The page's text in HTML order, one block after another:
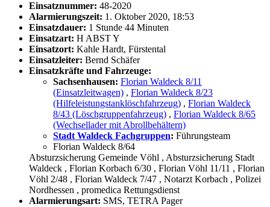
Einsatznummer: 48-2020
Alarmierungszeit: 1. Oktober 2020, 18:53
Einsatzdauer: 1 Stunde 44 Minuten
Einsatzart: H ABST Y
Einsatzort: Kahle Hardt, Fürstental
Einsatzleiter: Bernd Schäfer
Einsatzkräfte und Fahrzeuge:
Sachsenhausen: Florian Waldeck 8/11
(Einsatzleitwagen) , Florian Waldeck 8/23
(Hilfeleistungstanklöschfahrzeug) , Florian Waldeck
8/43 (Löschgruppenfahrzeug) , Florian Waldeck 8/65
(Wechsellader mit Abrollbehältern)
Stadt Waldeck Fachgruppen: Führungsteam
Florian Waldeck 8/64
Absturzsicherung Gemeinde Vöhl , Absturzsicherung Stadt
Waldeck , Florian Korbach 6/30 , Florian Vöhl 11/11 , Florian
Vöhl 2/48 , Florian Waldeck 7/47 , Notarzt Korbach , Polizei
Nordhessen , promedica Rettungsdienst
Alarmierungsart: SMS, TETRA Pager